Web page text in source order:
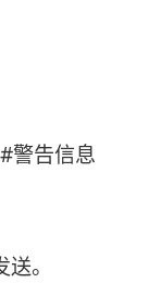
告信息
。